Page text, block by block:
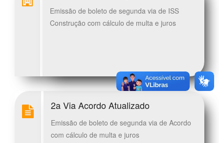
Emissão de boleto de segunda via de ISS
Construção com cálculo de multa e juros
2a Via Acordo Atualizado
Emissão de boleto de segunda via de Acordo
com cálculo de multa e juros